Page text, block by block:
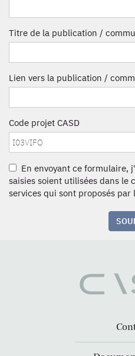
Titre de la publication /
Lien vers la publication /
Code projet CASD
En envoyant ce formulaire,
saisies soient utilisées dans le
services qui sont proposés par